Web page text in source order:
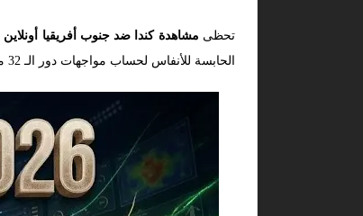
تحظى مشاهدة كندا ضد جنوب أفريقيا أونلاين
الحابسة للأنفاس لحساب مواجهات دور الـ 32 من بطولة كأس العالم 2026.